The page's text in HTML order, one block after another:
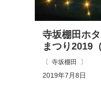
2019年7月8日
寺坂棚田
寺坂棚田ホ
まつり2019（